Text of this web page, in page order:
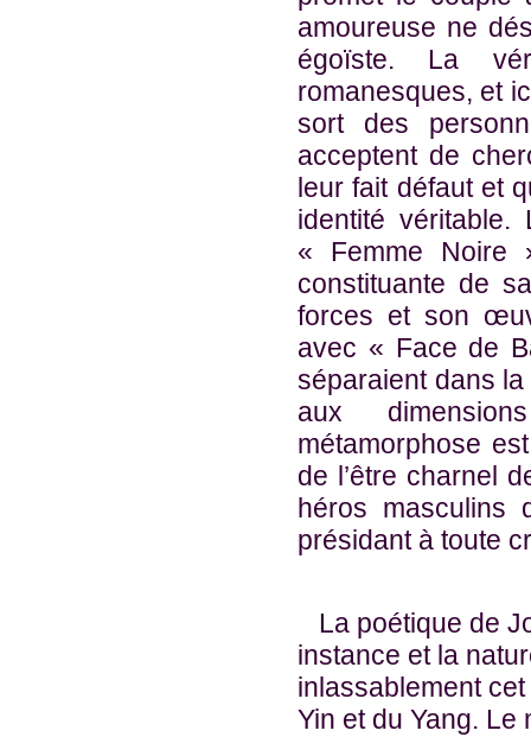
amoureuse ne
égoïste. La
romanesques, et
sort des
acceptent de
leur fait défaut et
identité véritable.
« Femme Noire
constituante de
forces et son
avec « Face de
séparaient dans la
aux
métamorphose
de l’être charnel
héros masculins
présidant à toute
La poétique de
instance et la
inlassablement
Yin et du Yang.